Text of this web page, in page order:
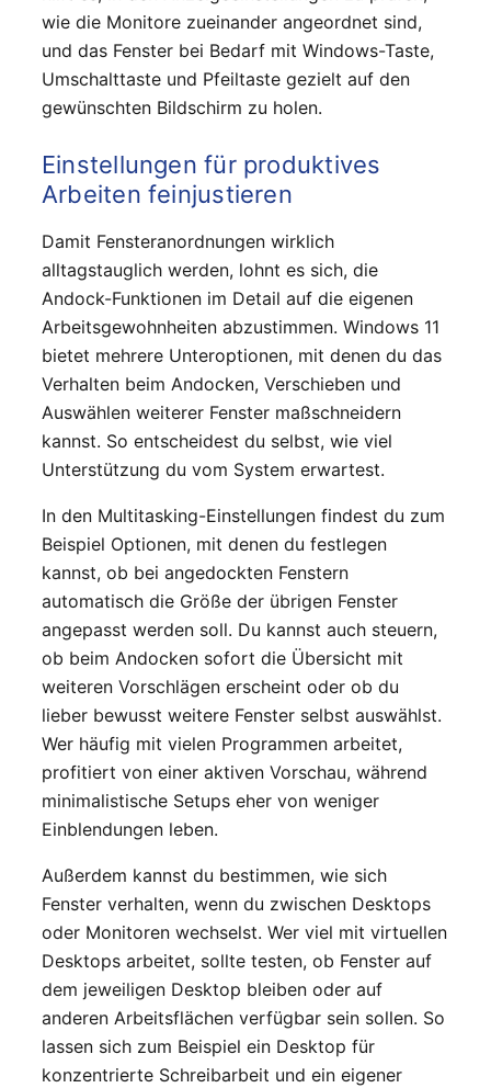
wie die Monitore zueinander angeordnet sind,
und das Fenster bei Bedarf mit Windows-Taste,
Umschalttaste und Pfeiltaste gezielt auf den
gewünschten Bildschirm zu holen.
Einstellungen für produktives
Arbeiten feinjustieren
Damit Fensteranordnungen wirklich
alltagstauglich werden, lohnt es sich, die
Andock-Funktionen im Detail auf die eigenen
Arbeitsgewohnheiten abzustimmen. Windows 11
bietet mehrere Unteroptionen, mit denen du das
Verhalten beim Andocken, Verschieben und
Auswählen weiterer Fenster maßschneidern
kannst. So entscheidest du selbst, wie viel
Unterstützung du vom System erwartest.
In den Multitasking-Einstellungen findest du zum
Beispiel Optionen, mit denen du festlegen
kannst, ob bei angedockten Fenstern
automatisch die Größe der übrigen Fenster
angepasst werden soll. Du kannst auch steuern,
ob beim Andocken sofort die Übersicht mit
weiteren Vorschlägen erscheint oder ob du
lieber bewusst weitere Fenster selbst auswählst.
Wer häufig mit vielen Programmen arbeitet,
profitiert von einer aktiven Vorschau, während
minimalistische Setups eher von weniger
Einblendungen leben.
Außerdem kannst du bestimmen, wie sich
Fenster verhalten, wenn du zwischen Desktops
oder Monitoren wechselst. Wer viel mit virtuellen
Desktops arbeitet, sollte testen, ob Fenster auf
dem jeweiligen Desktop bleiben oder auf
anderen Arbeitsflächen verfügbar sein sollen. So
lassen sich zum Beispiel ein Desktop für
konzentrierte Schreibarbeit und ein eigener